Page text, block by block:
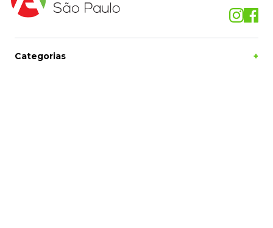
E receba nossas novidades e ofertas